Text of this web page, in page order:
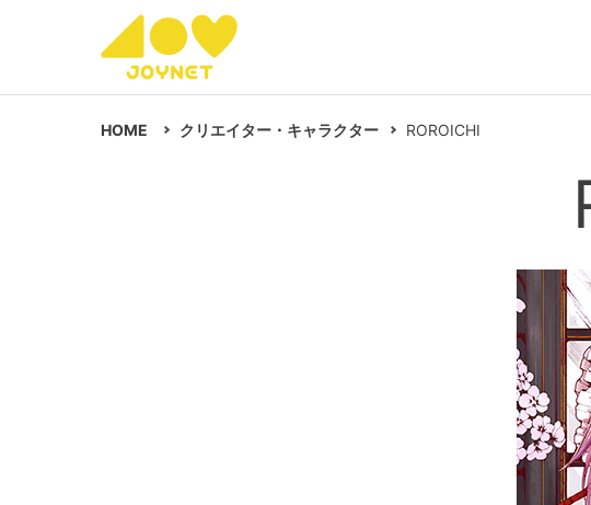
HOME クリエイター・キャラクター ROROICHI